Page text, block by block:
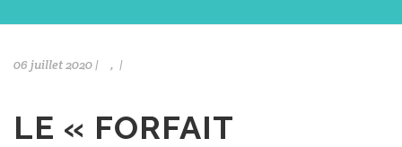
06 juillet 2020 | , |
LE « FORFAIT